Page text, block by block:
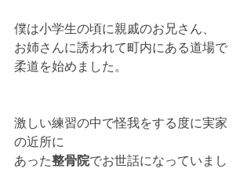
僕は小学生の頃に親戚のお兄さん、
お姉さんに誘われて町内にある道場で
柔道を始めました。
激しい練習の中で怪我をする度に実家
の近所に
あった整骨院でお世話になっていまし